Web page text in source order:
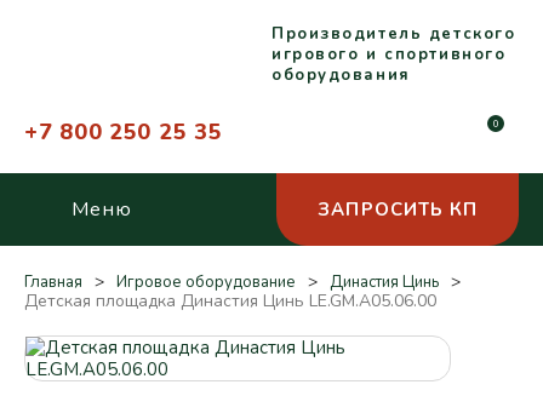
Производитель детского
игрового и спортивного
оборудования
+7 800 250 25 35 0
Меню ЗАПРОСИТЬ КП
Главная Игровое оборудование Династия Цинь
Детская площадка Династия Цинь LE.GM.A05.06.00